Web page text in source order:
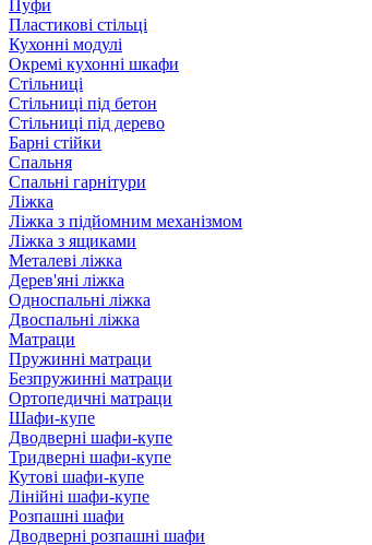
Пуфи
Пластикові стільці
Кухонні модулі
Окремі кухонні шкафи
Стільниці
Стільниці під бетон
Стільниці під дерево
Барні стійки
Спальня
Спальні гарнітури
Ліжка
Ліжка з підйомним механізмом
Ліжка з ящиками
Металеві ліжка
Дерев'яні ліжка
Односпальні ліжка
Двоспальні ліжка
Матраци
Пружинні матраци
Безпружинні матраци
Ортопедичні матраци
Шафи-купе
Дводверні шафи-купе
Тридверні шафи-купе
Кутові шафи-купе
Лінійні шафи-купе
Розпашні шафи
Дводверні розпашні шафи